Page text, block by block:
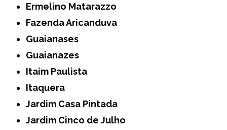
Ermelino Matarazzo
Fazenda Aricanduva
Guaianases
Guaianazes
Itaim Paulista
Itaquera
Jardim Casa Pintada
Jardim Cinco de Julho